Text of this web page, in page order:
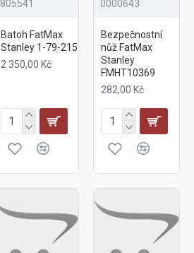
805541
Batoh FatMax
Stanley 1-79-215
2 350,00 Kč
0000643
Bezpečnostní
nůž FatMax
Stanley
FMHT10369
282,00 Kč